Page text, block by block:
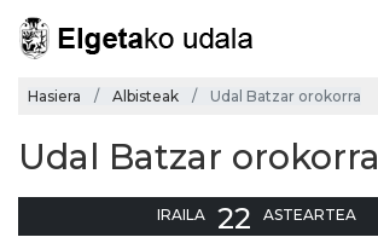
Hasiera Albisteak Udal Batzar orokorra
Udal Batzar orokorra
IRAILA 22 ASTEARTEA